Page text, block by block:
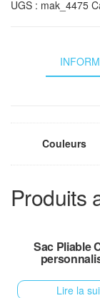
UGS : mak_4475
Couleurs
Produits
Sac Pliable
Lire la